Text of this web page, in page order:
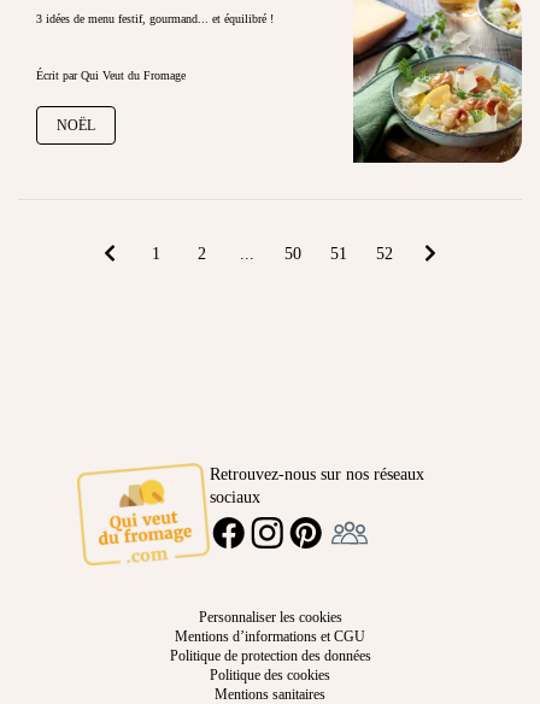
3 idées de menu festif, gourmand... et équilibré !
Écrit par Qui Veut du Fromage
NOËL
1 2 50 51 52
Retrouvez-nous sur nos réseaux
sociaux
FACEBOOKINSTAGRAMPINTEREST
Personnaliser les cookies
Mentions d’informations et CGU
Politique de protection des données
Politique des cookies
Mentions sanitaires